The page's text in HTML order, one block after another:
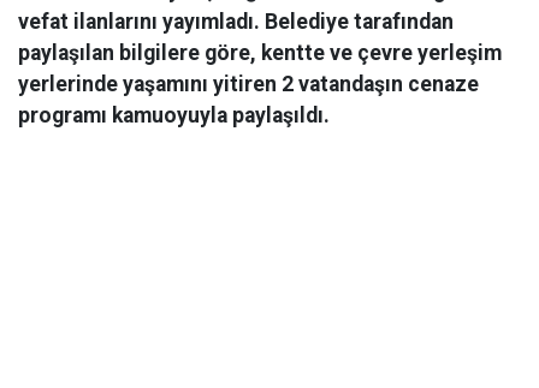
vefat ilanlarını yayımladı. Belediye tarafından
paylaşılan bilgilere göre, kentte ve çevre yerleşim
yerlerinde yaşamını yitiren 2 vatandaşın cenaze
programı kamuoyuyla paylaşıldı.